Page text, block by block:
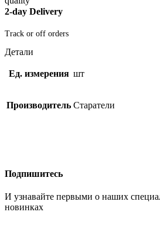
2-day Delivery
Track or off orders
Детали
Ед. измерения шт
Производитель Старатели
Подпишитесь
И узнавайте первыми о наших
новинках